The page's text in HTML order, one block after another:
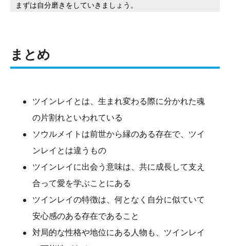
まずは自分磨きをしていきましょう。
まとめ
ツインレイとは、生まれ変わる際に分かれた魂
の片割れといわれている
ソウルメイトは前世から縁のある存在で、ツイ
ンレイとは違うもの
ツインレイに出会う意味は、共に成長して支え
合って愛を学ぶことにある
ツインレイの特徴は、何となく自分に似ていて
安心感のある存在であること
対局的な性格や地位にある人物も、ツインレイ